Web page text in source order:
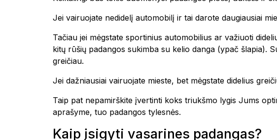
Jei vairuojate nedidelį automobilį ir tai darote daugiausiai
Tačiau jei mėgstate sportinius automobilius ar važiuoti
kitų rūšių padangos sukimba su kelio danga (ypač šlapia).
greičiau.
Jei dažniausiai vairuojate mieste, bet mėgstate didelius
Taip pat nepamirškite įvertinti koks triukšmo lygis Jums
aprašyme, tuo padangos tylesnės.
Kaip įsigyti vasarines padangas?